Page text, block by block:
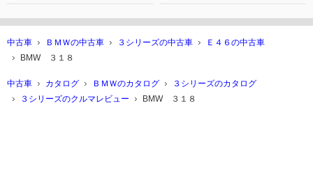
中古車 ＢＭＷの中古車 ３シリーズの中古車
Ｅ４６の中古車
BMW ３１８
中古車 カタログ ＢＭＷのカタログ
３シリーズのカタログ
３シリーズのクルマレビュー
BMW ３１８